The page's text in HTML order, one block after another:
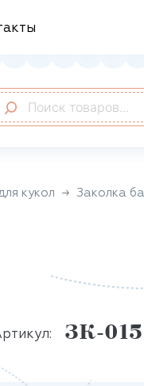
кукол Заколка
ЗК-015